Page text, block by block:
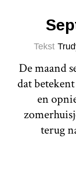
Tekst
De maand
dat
en
terug